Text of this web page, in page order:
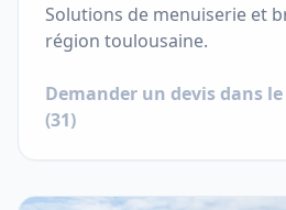
Solutions de menuiserie et
région toulousaine.
Demander un devis dans le
(31)